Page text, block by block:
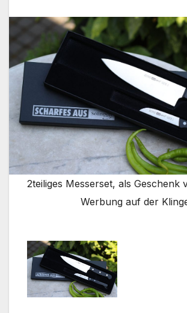
2teiliges Messerset, als Geschenk
Werbung auf der